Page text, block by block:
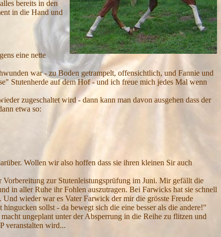
bereits in den
in die Hand und
eine nette
war - zu Boden getrampelt, offensichtlich, und Fannie und
Stutenherde auf dem Hof - und ich freue mich jedes Mal wenn
zugeschaltet wird - dann kann man davon ausgehen dass der
etwa so:
Wollen wir also hoffen dass sie ihren kleinen Sir auch
Vorbereitung zur Stutenleistungsprüfung im Juni. Mir gefällt die
in aller Ruhe ihr Fohlen auszutragen. Bei Farwicks hat sie schnell
wieder war es Vater Farwick der mir die grösste Freude
sollst - da bewegt sich die eine besser als die andere!"
ungeplant unter der Absperrung in die Reihe zu flitzen und
veranstalten wird...